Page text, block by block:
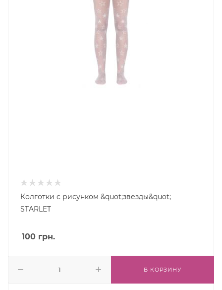
Колготки с рисунком &quot;звезды&quot;
STARLET
100 грн.
В КОРЗИНУ